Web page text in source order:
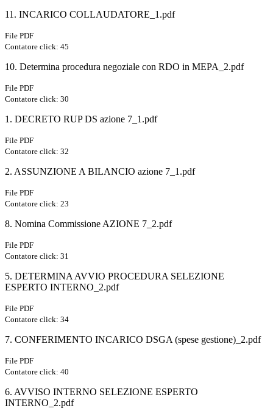
11. INCARICO COLLAUDATORE_1.pdf
File PDF
Contatore click: 45
10. Determina procedura negoziale con RDO in MEPA_2.pdf
File PDF
Contatore click: 30
1. DECRETO RUP DS azione 7_1.pdf
File PDF
Contatore click: 32
2. ASSUNZIONE A BILANCIO azione 7_1.pdf
File PDF
Contatore click: 23
8. Nomina Commissione AZIONE 7_2.pdf
File PDF
Contatore click: 31
5. DETERMINA AVVIO PROCEDURA SELEZIONE
ESPERTO INTERNO_2.pdf
File PDF
Contatore click: 34
7. CONFERIMENTO INCARICO DSGA (spese gestione)_2.pdf
File PDF
Contatore click: 40
6. AVVISO INTERNO SELEZIONE ESPERTO
INTERNO_2.pdf